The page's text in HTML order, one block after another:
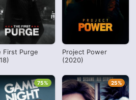
First Purge
Project Power
(2020)
75% 25%